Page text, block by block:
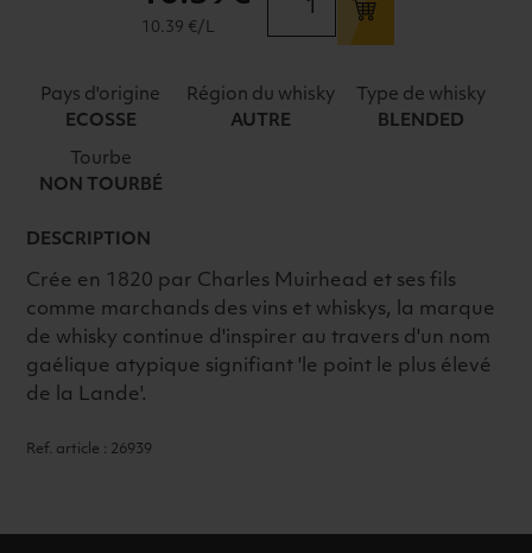
MUIRHEAD'S
10.39 €/L
Pays d'origine
ECOSSE
Région du whisky
AUTRE
Type de whisky
BLENDED
Tourbe
NON TOURBÉ
DESCRIPTION
Crée en 1820 par Charles Muirhead et ses fils
comme marchands des vins et whiskys, la marque
de whisky continue d'inspirer au travers d'un nom
gaélique atypique signifiant 'le point le plus élevé
de la Lande'.
Ref. article : 26939